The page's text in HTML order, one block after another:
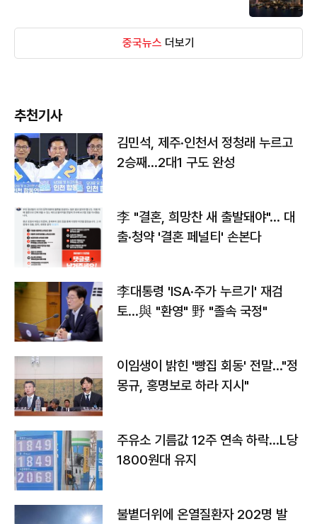
중국뉴스 더보기
추천기사
김민석, 제주·인천서 정청래 누르고
2승째…2대1 구도 완성
李 "결혼, 희망찬 새 출발돼야"… 대
출·청약 '결혼 페널티' 손본다
李대통령 'ISA·주가 누르기' 재검
토…與 "환영" 野 "졸속 국정"
이임생이 밝힌 '빵집 회동' 전말…"정
몽규, 홍명보로 하라 지시"
주유소 기름값 12주 연속 하락…L당
1800원대 유지
불볕더위에 온열질환자 202명 발